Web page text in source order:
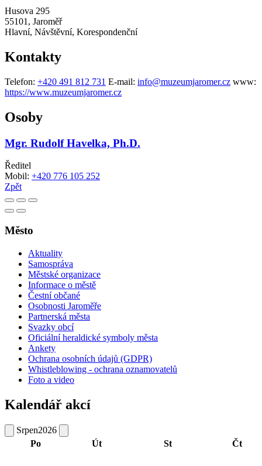
Husova 295
55101, Jaroměř
Hlavní, Návštěvní, Korespondenční
Kontakty
Telefon: +420 491 812 731 E-mail: info@muzeumjaromer.cz www:
https://www.muzeumjaromer.cz
Osoby
Mgr. Rudolf Havelka, Ph.D.
Ředitel
Mobil: +420 776 105 252
Zpět
Město
Aktuality
Samospráva
Městské organizace
Informace o městě
Čestní občané
Osobnosti Jaroměře
Partnerská města
Svazky obcí
Oficiální heraldické symboly města
Ankety
Ochrana osobních údajů (GDPR)
Whistleblowing - ochrana oznamovatelů
Foto a video
Kalendář akcí
Srpen2026
Po
Út St Čt